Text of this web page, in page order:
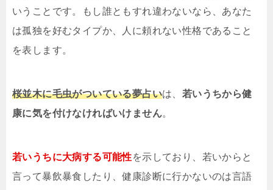
いうことです。もし誰ともすれ違わないなら、あなた
は孤独を好むタイプか、人に頼れない性格であること
を表します。
桜並木に毛虫がついている夢占いは、 若いうちから健
康に気を付けなければいけません。
若いうちに大病する可能性を示しており、若いからと
言って暴飲暴食したり、健康診断に行かないのは言語